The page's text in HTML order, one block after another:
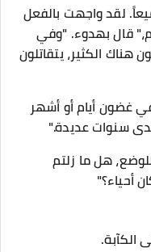
لقد واجهت بالفعل
قال بهدوء. "وفي
الكثير، يتقاتلون
غضون أيام أو أشهر
سنوات عديدة."
هل ما زلتم
أحياء؟"
الكآبة.